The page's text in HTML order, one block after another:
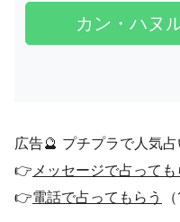
広告🔮 プチプラで人気
👉 メッセージで占っても
👉電話で占ってもらう